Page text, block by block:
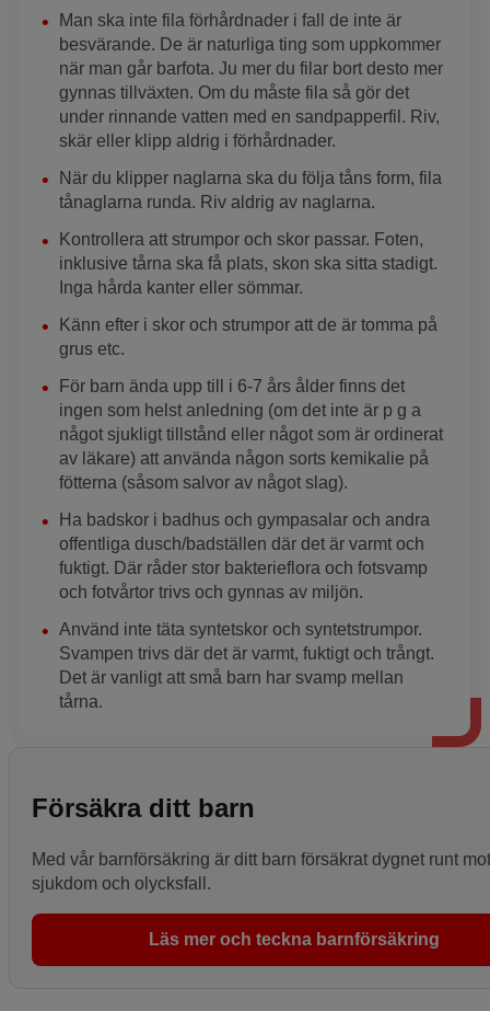
Man ska inte fila förhårdnader i fall de inte är
besvärande. De är naturliga ting som uppkommer
när man går barfota. Ju mer du filar bort desto mer
gynnas tillväxten. Om du måste fila så gör det
under rinnande vatten med en sandpapperfil. Riv,
skär eller klipp aldrig i förhårdnader.
När du klipper naglarna ska du följa tåns form, fila
tånaglarna runda. Riv aldrig av naglarna.
Kontrollera att strumpor och skor passar. Foten,
inklusive tårna ska få plats, skon ska sitta stadigt.
Inga hårda kanter eller sömmar.
Känn efter i skor och strumpor att de är tomma på
grus etc.
För barn ända upp till i 6-7 års ålder finns det
ingen som helst anledning (om det inte är p g a
något sjukligt tillstånd eller något som är ordinerat
av läkare) att använda någon sorts kemikalie på
fötterna (såsom salvor av något slag).
Ha badskor i badhus och gympasalar och andra
offentliga dusch/badställen där det är varmt och
fuktigt. Där råder stor bakterieflora och fotsvamp
och fotvårtor trivs och gynnas av miljön.
Använd inte täta syntetskor och syntetstrumpor.
Svampen trivs där det är varmt, fuktigt och trångt.
Det är vanligt att små barn har svamp mellan
tårna.
Försäkra ditt barn
Med vår barnförsäkring är ditt barn försäkrat dygnet runt mot
sjukdom och olycksfall.
Läs mer och teckna barnförsäkring